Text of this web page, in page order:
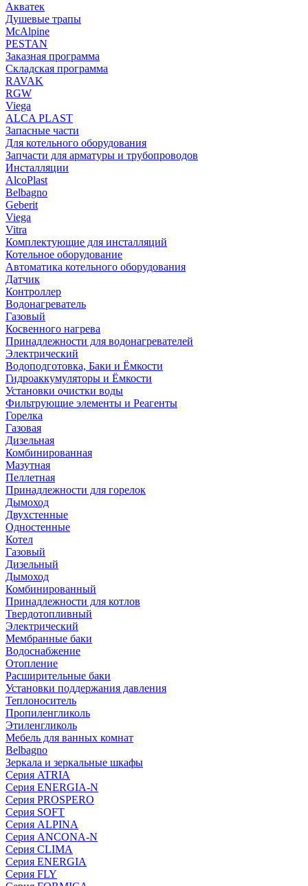
Акватек
Душевые трапы
McAlpine
PESTAN
Заказная программа
Складская программа
RAVAK
RGW
Viega
АLCA PLAST
Запасные части
Для котельного оборудования
Запчасти для арматуры и трубопроводов
Инсталляции
AlcoPlast
Belbagno
Geberit
Viega
Vitra
Комплектующие для инсталляций
Котельное оборудование
Автоматика котельного оборудования
Датчик
Контроллер
Водонагреватель
Газовый
Косвенного нагрева
Принадлежности для водонагревателей
Электрический
Водоподготовка, Баки и Ёмкости
Гидроаккумуляторы и Ёмкости
Установки очистки воды
Фильтрующие элементы и Реагенты
Горелка
Газовая
Дизельная
Комбинированная
Мазутная
Пеллетная
Принадлежности для горелок
Дымоход
Двухстенные
Одностенные
Котел
Газовый
Дизельный
Дымоход
Комбинированный
Принадлежности для котлов
Твердотопливный
Электрический
Мембранные баки
Водоснабжение
Отопление
Расширительные баки
Установки поддержания давления
Теплоноситель
Пропиленгликоль
Этиленгликоль
Мебель для ванных комнат
Belbagno
Зеркала и зеркальные шкафы
Серия ATRIA
Серия ENERGIA-N
Серия PROSPERO
Серия SOFT
Серия ALPINA
Серия ANCONA-N
Серия CLIMA
Серия ENERGIA
Серия FLY